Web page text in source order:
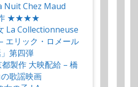
Nuit Chez Maud
作 ★★★★
La Collectionneuse
エリック・ロメール
第四弾
製作 大映配給 – 橋
歌謡映画